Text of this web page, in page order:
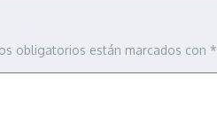
obligatorios están marcados con *